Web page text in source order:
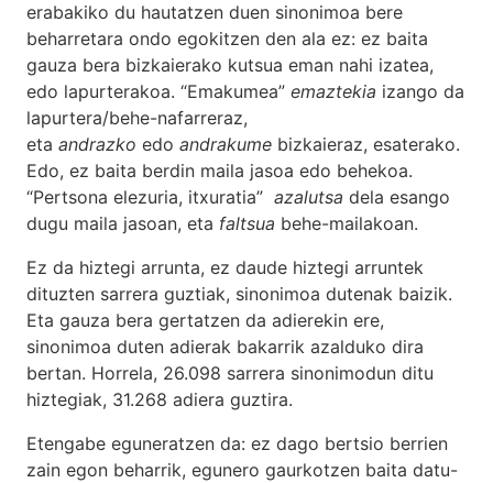
erabakiko du hautatzen duen sinonimoa bere
beharretara ondo egokitzen den ala ez: ez baita
gauza bera bizkaierako kutsua eman nahi izatea,
edo lapurterakoa. “Emakumea” emaztekia izango da
lapurtera/behe-nafarreraz,
eta andrazko edo andrakume bizkaieraz, esaterako.
Edo, ez baita berdin maila jasoa edo behekoa.
“Pertsona elezuria, itxuratia” azalutsa dela esango
dugu maila jasoan, eta faltsua behe-mailakoan.
Ez da hiztegi arrunta, ez daude hiztegi arruntek
dituzten sarrera guztiak, sinonimoa dutenak baizik.
Eta gauza bera gertatzen da adierekin ere,
sinonimoa duten adierak bakarrik azalduko dira
bertan. Horrela, 26.098 sarrera sinonimodun ditu
hiztegiak, 31.268 adiera guztira.
Etengabe eguneratzen da: ez dago bertsio berrien
zain egon beharrik, egunero gaurkotzen baita datu-